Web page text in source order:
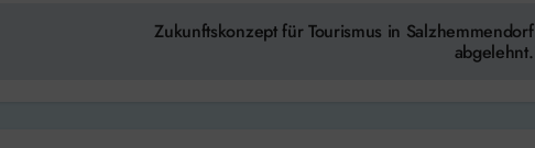
Zukunftskonzept für Tourismus in Salzhemmendorf
abgelehnt.